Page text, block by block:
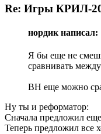
Re: Игры КРИЛ-
нордик написал:
Я бы еще не
сравнивать
ВН еще можно
Ну ты и реформатор:
Сначала предложил
Теперь предложил все